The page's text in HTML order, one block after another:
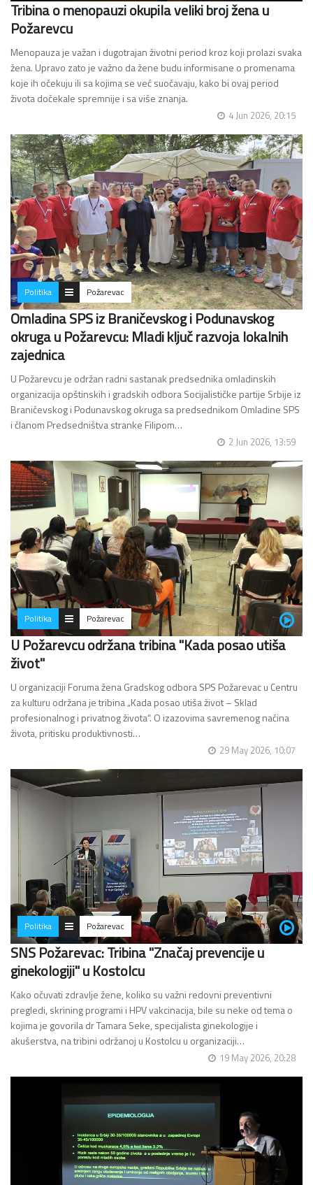
Tribina o menopauzi okupila veliki broj žena u
Požarevcu
Menopauza je važan i dugotrajan životni period kroz koji prolazi svaka
žena. Upravo zato je važno da žene budu informisane o promenama
koje ih očekuju ili sa kojima se već suočavaju, kako bi ovaj period
života dočekale spremnije i sa više znanja.
4 Jun 2026, 20:15
Politika Požarevac
Omladina SPS iz Braničevskog i Podunavskog
okruga u Požarevcu: Mladi ključ razvoja lokalnih
zajednica
U Požarevcu je održan radni sastanak predsednika omladinskih
organizacija opštinskih i gradskih odbora Socijalističke partije Srbije iz
Braničevskog i Podunavskog okruga sa predsednikom Omladine SPS
i članom Predsedništva stranke Filipom…
2 Jun 2026, 13:59
Politika Požarevac
U Požarevcu održana tribina "Kada posao utiša
život"
U organizaciji Foruma žena Gradskog odbora SPS Požarevac u Centru
za kulturu održana je tribina „Kada posao utiša život – Sklad
profesionalnog i privatnog života“. O izazovima savremenog načina
života, pritisku produktivnosti…
29 May 2026, 10:07
Politika Požarevac
SNS Požarevac: Tribina "Značaj prevencije u
ginekologiji" u Kostolcu
Kako očuvati zdravlje žene, koliko su važni redovni preventivni
pregledi, skrining programi i HPV vakcinacija, bile su neke od tema o
kojima je govorila dr Tamara Seke, specijalista ginekologije i
akušerstva, na tribini održanoj u Kostolcu u organizaciji…
19 May 2026, 20:28